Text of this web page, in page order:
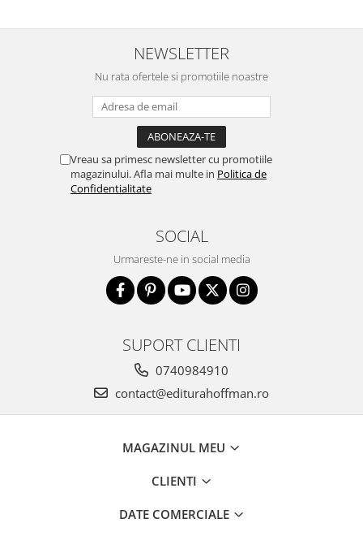
NEWSLETTER
Nu rata ofertele si promotiile noastre
Vreau sa primesc newsletter cu promotiile
magazinului. Afla mai multe in Politica de
Confidentialitate
SOCIAL
Urmareste-ne in social media
SUPORT CLIENTI
0740984910
contact@editurahoffman.ro
MAGAZINUL MEU
CLIENTI
DATE COMERCIALE